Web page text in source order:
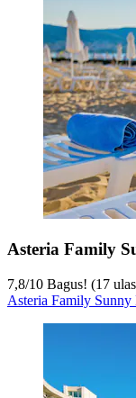
Asteria Family
7,8/10 Bagus! (17
Asteria Family